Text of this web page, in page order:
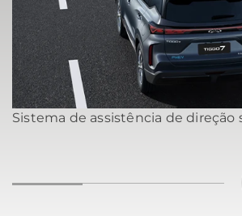
Sistema de assistência de